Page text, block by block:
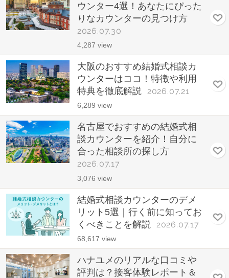
ウンター4選！あなたにぴった
りなカウンターの見つけ方
2026.07.30
4,287 view
大阪のおすすめ結婚式相談カ
ウンターはココ！特徴や利用
特典を徹底解説 2026.07.21
6,289 view
名古屋でおすすめの結婚式相
談カウンターを紹介！自分に
合った相談所の探し方
2026.07.17
3,076 view
結婚式相談カウンターのデメ
リット5選｜行く前に知ってお
くべきことを解説
2026.07.17
68,617 view
ハナユメのリアルな口コミや
評判は？接客体験レポート＆